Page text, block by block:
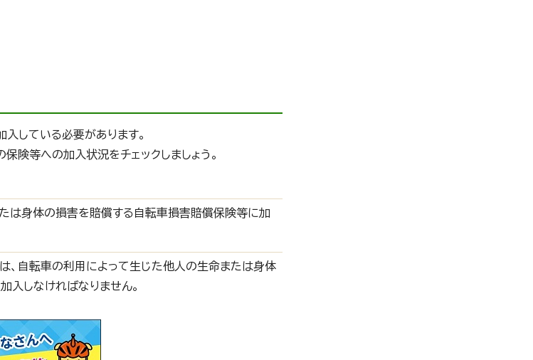
している必要があります。
険等への加入状況をチェックしましょう。
は身体の損害を賠償する自転車損害賠償保険等に加
、自転車の利用によって生じた他人の生命または身体
入しなければなりません。